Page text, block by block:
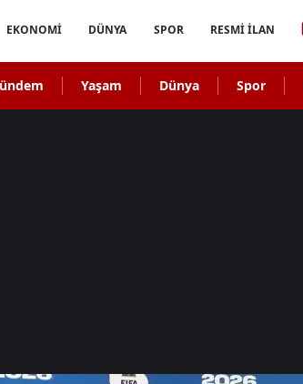
EKONOMİ DÜNYA SPOR RESMİ İLAN
Yaşam Dünya Spor